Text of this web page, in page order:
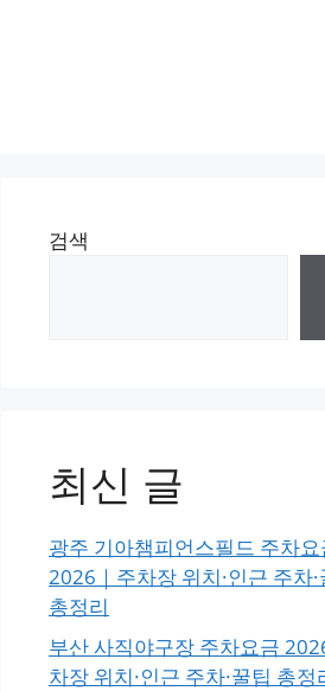
검색
최신 글
광주 기아챔피언스필드 주차요
2026｜주차장 위치·인근 주차·
총정리
부산 사직야구장 주차요금
차장 위치·인근 주차·꿀팁 총정